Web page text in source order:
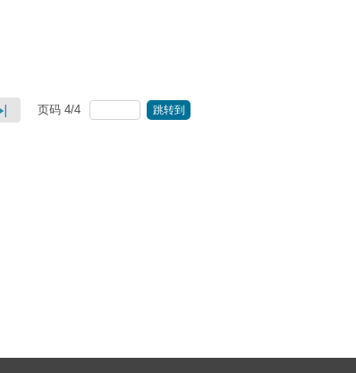
页码 4/4 跳转到